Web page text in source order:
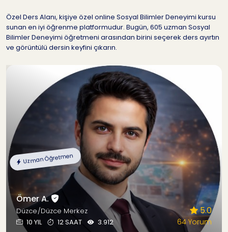
Özel Ders Alanı, kişiye özel online Sosyal Bilimler Deneyimi kursu
sunan en iyi öğrenme platformudur. Bugün, 605 uzman Sosyal
Bilimler Deneyimi öğretmeni arasından birini seçerek ders ayırtın
ve görüntülü dersin keyfini çıkarın.
Uzman Öğretmen
Ömer A.
Düzce/Düzce Merkez
10 YIL
12 SAAT 3.912
5.0
64 Yorum